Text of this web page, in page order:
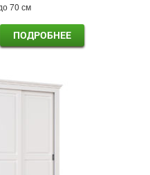
70 см
ПОДРОБНЕЕ